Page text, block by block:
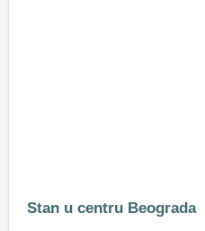
Stan u centru Beograda